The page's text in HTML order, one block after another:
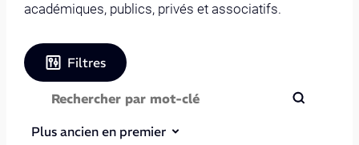
académiques, publics, privés et associatifs.
Filtres
Plus ancien en premier